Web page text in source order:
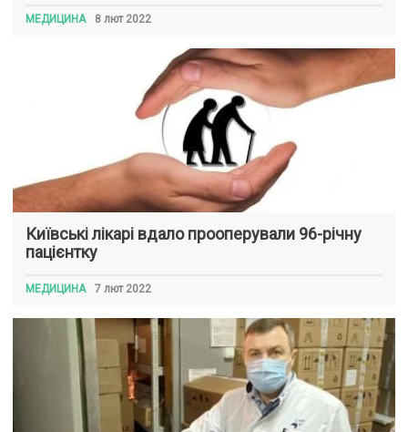
МЕДИЦИНА 8 лют 2022
Київські лікарі вдало прооперували 96-річну
пацієнтку
МЕДИЦИНА 7 лют 2022